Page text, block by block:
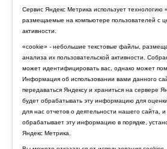
Сервис Яндекс Метрика использует
размещаемые на компьютере пользователей с
активности.
«cookie» - небольшие текстовые файлы,
анализа их пользовательской активности.
может идентифицировать вас, однако может
Информация об использовании вами данного
передаваться Яндексу и храниться на сервере
будет обрабатывать эту информацию для
для нас отчетов о деятельности нашего сайта,
обрабатывает эту информацию в порядке,
Яндекс Метрика.